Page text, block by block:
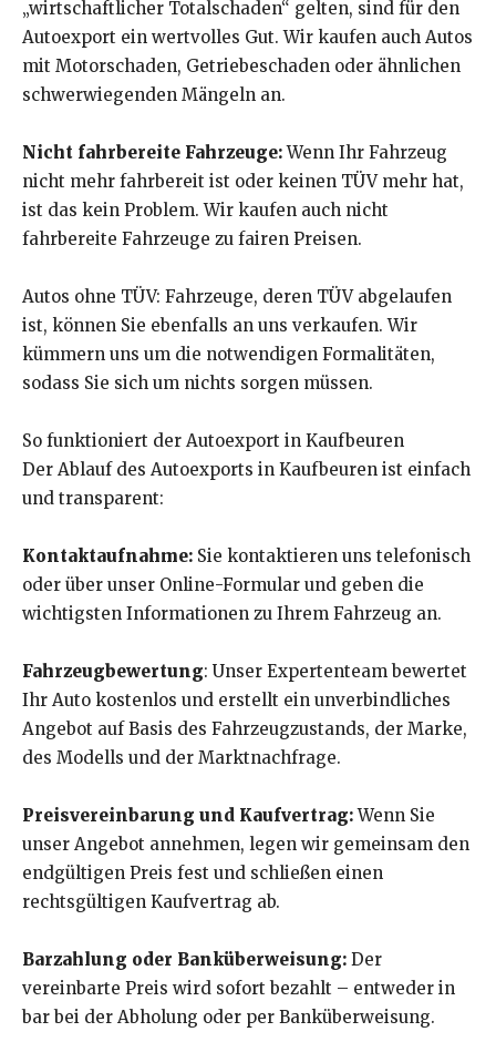
„wirtschaftlicher Totalschaden“ gelten, sind für den
Autoexport ein wertvolles Gut. Wir kaufen auch Autos
mit Motorschaden, Getriebeschaden oder ähnlichen
schwerwiegenden Mängeln an.
Nicht fahrbereite Fahrzeuge:Wenn Ihr Fahrzeug
nicht mehr fahrbereit ist oder keinen TÜV mehr hat,
ist das kein Problem. Wir kaufen auch nicht
fahrbereite Fahrzeuge zu fairen Preisen.
Autos ohne TÜV: Fahrzeuge, deren TÜV abgelaufen
ist, können Sie ebenfalls an uns verkaufen. Wir
kümmern uns um die notwendigen Formalitäten,
sodass Sie sich um nichts sorgen müssen.
So funktioniert der Autoexport in Kaufbeuren
Der Ablauf des Autoexports in Kaufbeuren ist einfach
und transparent:
Kontaktaufnahme: Sie kontaktieren uns telefonisch
oder über unser Online-Formular und geben die
wichtigsten Informationen zu Ihrem Fahrzeug an.
Fahrzeugbewertung: Unser Expertenteam bewertet
Ihr Auto kostenlos und erstellt ein unverbindliches
Angebot auf Basis des Fahrzeugzustands, der Marke,
des Modells und der Marktnachfrage.
Preisvereinbarung und Kaufvertrag:Wenn Sie
unser Angebot annehmen, legen wir gemeinsam den
endgültigen Preis fest und schließen einen
rechtsgültigen Kaufvertrag ab.
Barzahlung oder Banküberweisung: Der
vereinbarte Preis wird sofort bezahlt – entweder in
bar bei der Abholung oder per Banküberweisung.